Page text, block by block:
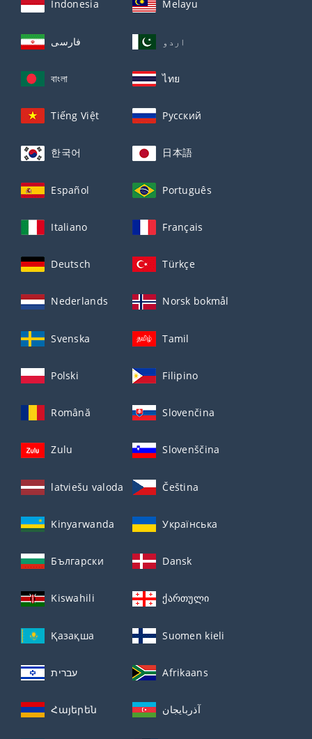
Indonesia Melayu
فارسی اردو
বাংলা ไทย
Tiếng Việt Русский
한국어 日本語
Español Português
Italiano Français
Deutsch Türkçe
Nederlands Norsk bokmål
Svenska Tamil
Polski Filipino
Română Slovenčina
Zulu Slovenščina
latviešu valoda Čeština
Kinyarwanda Українська
Български Dansk
Kiswahili ქართული
Қазақша Suomen kieli
עברית Afrikaans
Հայերեն آذربايجان